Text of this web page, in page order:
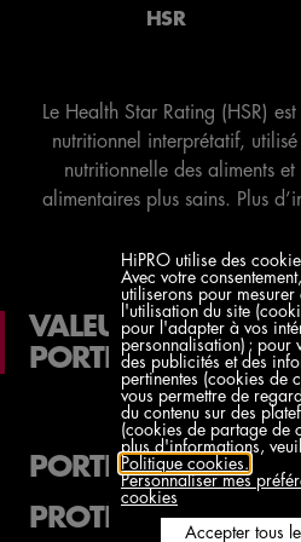
HiPRO utilise des
Avec votre
utiliserons pour mesurer
l'utilisation du site
pour l'adapter à vos
personnalisation) ; pour
des publicités et des
pertinentes (cookies de
vous permettre de
du contenu sur des
(cookies de partage de
plus d'informations,
Politique cookies.
Personnaliser mes
cookies
Accepter tous
HSR
Le Health Star Rating (HSR)
nutritionnel interprétatif,
nutritionnelle des aliments
alimentaires plus sains. Plus
VALEURS
PORTION
PORTION 300g
PROTÉINES 25g